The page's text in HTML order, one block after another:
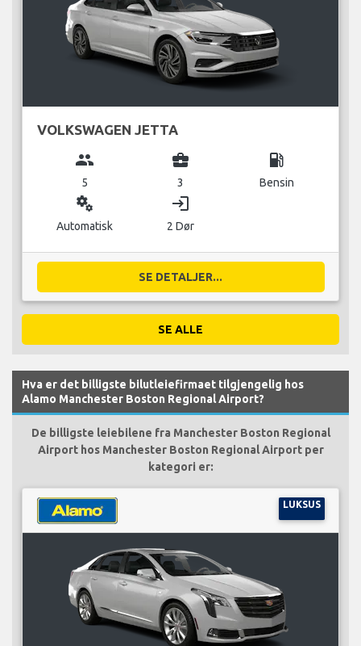
VOLKSWAGEN JETTA
group
5
business_center
3
local_gas_station
Bensin
miscellaneous_services
Automatisk
login
2 Dør
SE DETALJER...
SE ALLE
Hva er det billigste bilutleiefirmaet tilgjengelig hos
Alamo Manchester Boston Regional Airport?
De billigste leiebilene fra Manchester Boston Regional
Airport hos Manchester Boston Regional Airport per
kategori er:
LUKSUS